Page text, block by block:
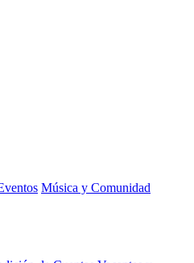
Música y Comunidad